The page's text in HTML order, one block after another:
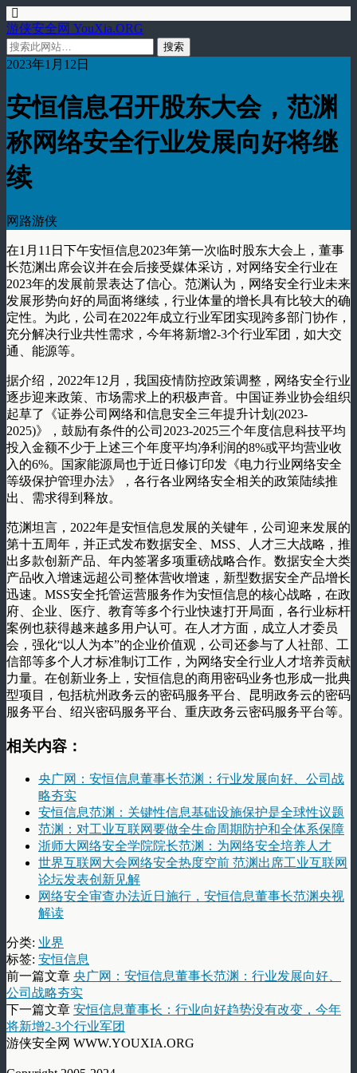
游侠安全网 YouXia.ORG
2023年1月12日
安恒信息召开股东大会，范渊
称网络安全行业发展向好将继
续
网路游侠
在1月11日下午安恒信息2023年第一次临时股东大会上，董事
长范渊出席会议并在会后接受媒体采访，对网络安全行业在
2023年的发展前景表达了信心。范渊认为，网络安全行业未来
发展形势向好的局面将继续，行业体量的增长具有比较大的确
定性。为此，公司在2022年成立行业军团实现跨多部门协作，
充分解决行业共性需求，今年将新增2-3个行业军团，如大交
通、能源等。
据介绍，2022年12月，我国疫情防控政策调整，网络安全行业
逐步迎来政策、市场需求上的积极声音。中国证券业协会组织
起草了《证券公司网络和信息安全三年提升计划(2023-
2025)》，鼓励有条件的公司2023-2025三个年度信息科技平均
投入金额不少于上述三个年度平均净利润的8%或平均营业收
入的6%。国家能源局也于近日修订印发《电力行业网络安全
等级保护管理办法》，各行各业网络安全相关的政策陆续推
出、需求得到释放。
范渊坦言，2022年是安恒信息发展的关键年，公司迎来发展的
第十五周年，并正式发布数据安全、MSS、人才三大战略，推
出多款创新产品、年内签署多项重磅战略合作。数据安全大类
产品收入增速远超公司整体营收增速，新型数据安全产品增长
迅速。MSS安全托管运营服务作为安恒信息的核心战略，在政
府、企业、医疗、教育等多个行业快速打开局面，各行业标杆
案例也获得越来越多用户认可。在人才方面，成立人才委员
会，强化“以人为本”的企业价值观，公司还参与了人社部、工
信部等多个人才标准制订工作，为网络安全行业人才培养贡献
力量。在创新业务上，安恒信息的商用密码业务也形成一批典
型项目，包括杭州政务云的密码服务平台、昆明政务云的密码
服务平台、绍兴密码服务平台、重庆政务云密码服务平台等。
相关内容：
央广网：安恒信息董事长范渊：行业发展向好、公司战
略夯实
安恒信息范渊：关键性信息基础设施保护是全球性议题
范渊：对工业互联网要做全生命周期防护和全体系保障
浙师大网络安全学院院长范渊：为网络安全培养人才
世界互联网大会网络安全热度空前 范渊出席工业互联网
论坛发表创新见解
网络安全审查办法近日施行，安恒信息董事长范渊央视
解读
分类: 业界
标签: 安恒信息
前一篇文章 央广网：安恒信息董事长范渊：行业发展向好、
公司战略夯实
下一篇文章 安恒信息董事长：行业向好趋势没有改变，今年
将新增2-3个行业军团
游侠安全网 WWW.YOUXIA.ORG